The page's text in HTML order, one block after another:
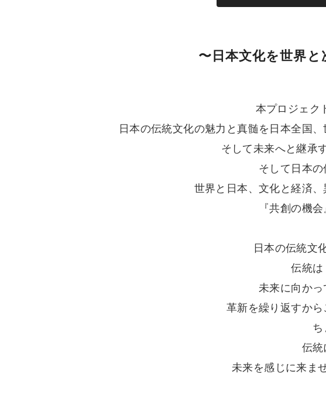
〜日本文化を世界
本プロジェク
日本の伝統文化の魅力と真髄を日本全国
そして未来へと継承
そして日本の
世界と日本、文化と経済
『共創の機
日本の伝統文
伝統は
未来に向かっ
革新を繰り返すか
伝統
未来を感じに来ま